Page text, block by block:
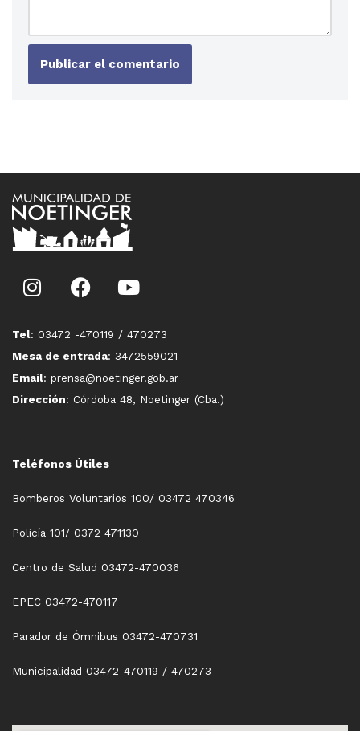
Tel: 03472 -470119 / 470273
Mesa de entrada: 3472559021
Email: prensa@noetinger.gob.ar
Dirección: Córdoba 48, Noetinger (Cba.)
Teléfonos Útiles
Bomberos Voluntarios 100/ 03472 470346
Policía 101/ 0372 471130
Centro de Salud 03472-470036
EPEC 03472-470117
Parador de Ómnibus 03472-470731
Municipalidad 03472-470119 / 470273